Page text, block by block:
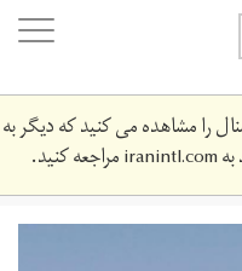
را مشاهده می کنید که دیگر به
iranintl.comمراجعه کنید.